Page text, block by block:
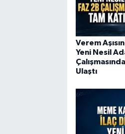
Verem
Yeni Nesil
Ulaştı